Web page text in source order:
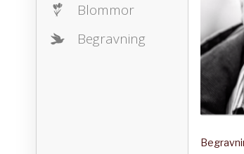
Blommor
Begravning